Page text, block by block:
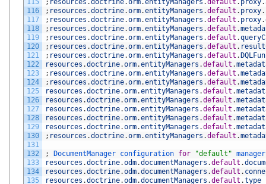
116
117
118
119
120
121
122
123
124
125
126
127
128
129
130
131
132
133
134
135
; resources .doctrine.orm.entityManagers .default . proxy.
; resources .doctrine.orm.entityManagers .default . proxy.
; resources .doctrine.orm.entityManagers .default .
; resources .doctrine.orm.entityManagers .default .
; resources .doctrine.orm.entityManagers .default .
; resources .doctrine.orm.entityManagers .default .
resources .doctrine.orm.entityManagers .default .
; resources .doctrine.orm.entityManagers .default .
; resources .doctrine.orm.entityManagers .default .
resources .doctrine.orm.entityManagers .default .
resources .doctrine.orm.entityManagers .default .
resources .doctrine.orm.entityManagers .default .
resources .doctrine.orm.entityManagers .default .
resources .doctrine.orm.entityManagers .default .
; resources .doctrine.orm.entityManagers .default .
; DocumentManager configuration for "default" manager
resources .doctrine.odm.documentManagers .default .
resources .doctrine.odm.documentManagers .default .
resources .doctrine.odm.documentManagers .default .type